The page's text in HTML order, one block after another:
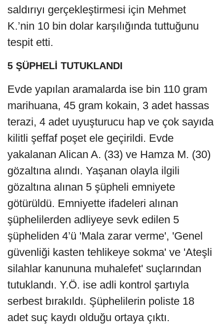
saldırıyı gerçekleştirmesi için Mehmet
K.’nin 10 bin dolar karşılığında tuttuğunu
tespit etti.
5 ŞÜPHELİ TUTUKLANDI
Evde yapılan aramalarda ise bin 110 gram
marihuana, 45 gram kokain, 3 adet hassas
terazi, 4 adet uyuşturucu hap ve çok sayıda
kilitli şeffaf poşet ele geçirildi. Evde
yakalanan Alican A. (33) ve Hamza M. (30)
gözaltına alındı. Yaşanan olayla ilgili
gözaltına alınan 5 şüpheli emniyete
götürüldü. Emniyette ifadeleri alınan
şüphelilerden adliyeye sevk edilen 5
şüpheliden 4’ü 'Mala zarar verme', 'Genel
güvenliği kasten tehlikeye sokma' ve 'Ateşli
silahlar kanununa muhalefet' suçlarından
tutuklandı. Y.Ö. ise adli kontrol şartıyla
serbest bırakıldı. Şüphelilerin poliste 18
adet suç kaydı olduğu ortaya çıktı.